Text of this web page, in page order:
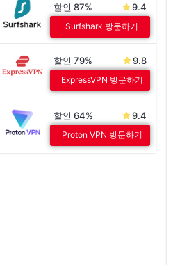
할인 87% 9.4
Surfshark 방문하기
할인 79% 9.8
ExpressVPN 방문하기
할인 64% 9.4
Proton VPN 방문하기